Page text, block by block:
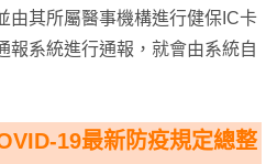
由其所屬醫事機構進行健保IC卡
報系統進行通報，就會由系統自
19最新防疫規定總整